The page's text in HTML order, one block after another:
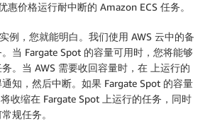
惠价格运行耐中断的 Amazon ECS 任务。
例，您就能明白。我们使用 AWS 云中的备
当 Fargate Spot 的容量可用时，您将能够
。当 AWS 需要收回容量时，在 上运行的
知，然后中断。如果 Fargate Spot 的容量
收缩在 Fargate Spot 上运行的任务，同时
规任务。